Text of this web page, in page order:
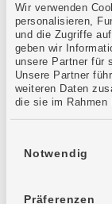
Wir verwenden
personalisieren,
und die Zugriffe
geben wir
unsere Partner für
Unsere Partner
weiteren Daten
die sie im Rahmen
Notwendig
Präferenzen
Mehr